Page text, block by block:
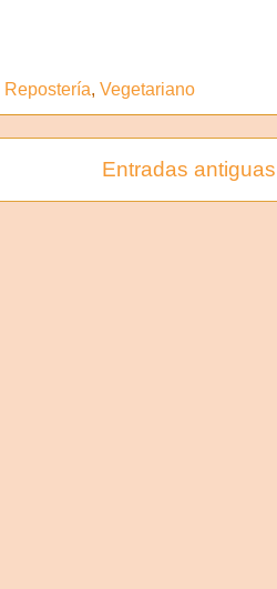
Repostería, Vegetariano
Entradas antiguas